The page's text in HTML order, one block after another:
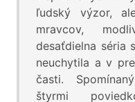
ľudský výzor,
mravcov,
desaťdielna séria
neuchytila a v
časti.
štyrmi